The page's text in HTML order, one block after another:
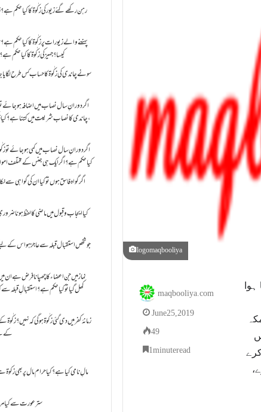
logomaqbooliya
ہاتھ پر لے کر طواف کرنا، بیت اللہ کو اپنے بائیں ہاتھ پر لے کر اس طرح طواف کرے
maqbooliya.com
June 25, 2019
49
1 minute read
رہن رکھے گئے زیور کی زکٰوۃ کا کیا حکم
پہننے والے زیورات پر زکٰوۃ کا کیا حکم
کیسا؟ جہیز کی زکٰوۃ کا کیا حکم
سونے چاندی کی زکٰوۃ کا حساب کس طرح
اگر دورانِ سال نصاب میں اضافہ ہو جائے
،چاندی کا نصاب شریعت میں کتنا ہے؟
اگر دورانِ سال نصاب میں کمی ہو جائے تو زکٰوۃ
کیا حکم ہے؟ اگر ایک ہی جنس کے مختلف
اگر گواہ فاسق ہوں تو کیا ان کی گواہی
کیا ایجاب و قبول میں ماضی کا لفظ ہونا
جو شخص استقبال قبلہ سے عاجز ہو اس کے
نماز میں جن اعضاء کا چھپانا فرض ہے ان
کھل گیا تو کیا حکم ہے؟استقبالِ قبلہ
زمانۂ کفر میں دی گئی زکٰوۃ ہو گی کہ
کے
مالِ نامی کیا ہے؟ کیا حرام مال پر بھی
ستر عورت سے کیا